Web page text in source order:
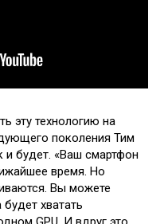
эту технологию на
поколения Тим
и будет. «Ваш смартфон
время. Но
Вы можете
хватать